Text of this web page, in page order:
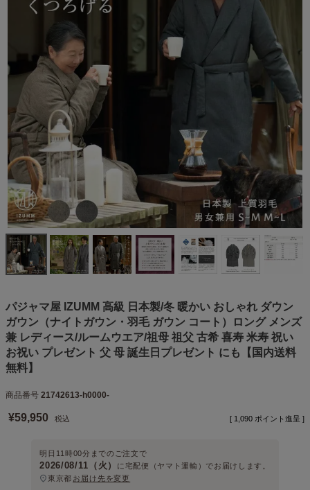
パジャマ屋 IZUMM 高級 日本製/冬 暖かい おしゃれ ダウン
ガウン（ナイトガウン・羽毛 ガウン コート）ロング メンズ
兼 レディース/ルームウエア/祖母 祖父 古希 喜寿 米寿 祝い
お祝い プレゼント 父 母 誕生日プレゼント にも【国内送料
無料】
商品番号 21742613-h0000-
¥59,950 税込 [ 1,090 ポイント進呈 ]
明日 11時00分 までのご注文で
2026/08/11（火） に 宅配便（ヤマト運輸） でお届けします。
東京都 お届け先を変更